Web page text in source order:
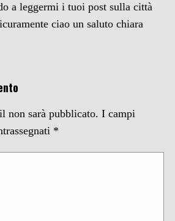
a leggermi i tuoi post sulla città
ciao un saluto chiara
non sarà pubblicato. I campi
*